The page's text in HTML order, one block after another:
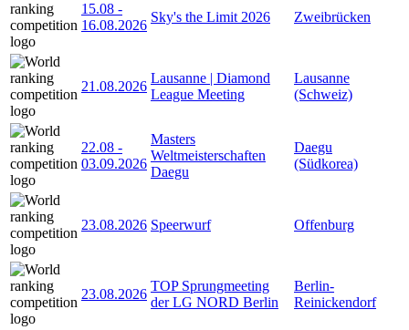
15.08 -
16.08.2026
Sky's the Limit 2026 Zweibrücken
21.08.2026
Lausanne | Diamond
League Meeting
Lausanne
(Schweiz)
22.08 -
03.09.2026
Masters
Weltmeisterschaften
Daegu
Daegu
(Südkorea)
23.08.2026 Speerwurf Offenburg
23.08.2026
TOP Sprungmeeting
der LG NORD Berlin
Berlin-
Reinickendorf